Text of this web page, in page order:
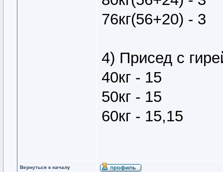
76кг(56+20) - 3
4) Присед с
40кг - 15
50кг - 15
60кг - 15,15
Вернуться к началу